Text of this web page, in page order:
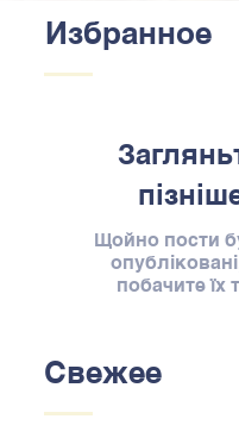
Избранное
Щойно пости
побачите їх
Свежее